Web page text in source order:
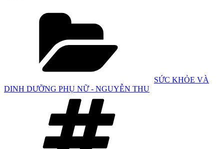
SỨC KHỎE VÀ
DINH DƯỠNG PHỤ NỮ - NGUYỄN THU